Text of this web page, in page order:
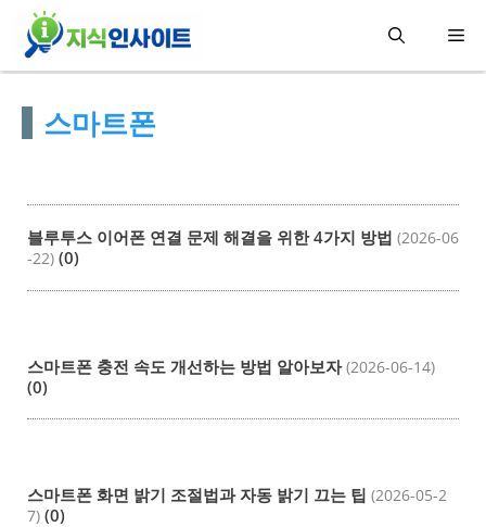
메
스마트폰
블루투스 이어폰 연결 문제 해결을 위한 4가지 방법 (2026-06
-22) (0)
스마트폰 충전 속도 개선하는 방법 알아보자 (2026-06-14)
(0)
스마트폰 화면 밝기 조절법과 자동 밝기 끄는 팁 (2026-05-2
7) (0)